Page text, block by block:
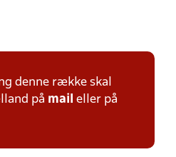
denne række skal
på mail eller på